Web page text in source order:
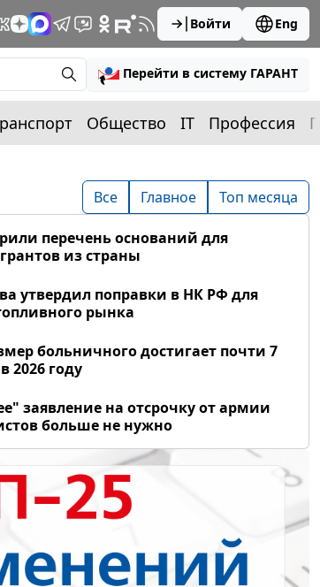
Войти Eng
Перейти в систему ГАРАНТ
Общество IT Профессия
Все Главное Топ месяца
перечень оснований для
из страны
утвердил поправки в НК РФ для
рынка
больничного достигает почти 7
2026 году
заявление на отсрочку от армии
больше не нужно